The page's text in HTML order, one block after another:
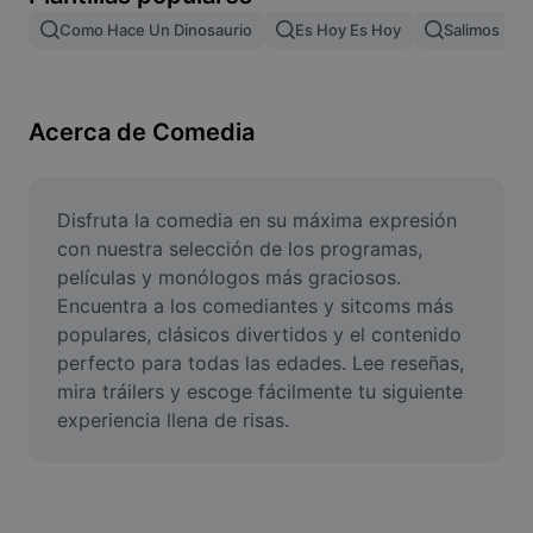
Remove image BG
Image Enhancer
Online Photo Editor
Meme Generator
AI Text Remover
AI People Remover
AI Inpainting
Como Hace Un Dinosaurio Es Hoy Es Hoy Salimos De
Acerca de Comedia
Disfruta la comedia en su máxima expresión
con nuestra selección de los programas,
películas y monólogos más graciosos.
Encuentra a los comediantes y sitcoms más
populares, clásicos divertidos y el contenido
perfecto para todas las edades. Lee reseñas,
mira tráilers y escoge fácilmente tu siguiente
experiencia llena de risas.